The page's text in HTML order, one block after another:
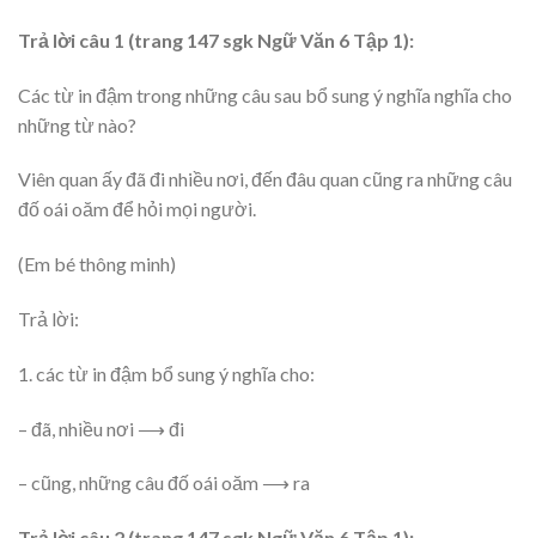
Trả lời câu 1 (trang 147 sgk Ngữ Văn 6 Tập 1):
Các từ in đậm trong những câu sau bổ sung ý nghĩa nghĩa cho
những từ nào?
Viên quan ấy đã đi nhiều nơi, đến đâu quan cũng ra những câu
đố oái oăm để hỏi mọi người.
(Em bé thông minh)
Trả lời:
1. các từ in đậm bổ sung ý nghĩa cho:
– đã, nhiều nơi ⟶ đi
– cũng, những câu đố oái oăm ⟶ ra